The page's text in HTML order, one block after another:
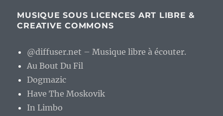
MUSIQUE SOUS LICENCES ART LIBRE &
CREATIVE COMMONS
@diffuser.net – Musique libre à écouter.
Au Bout Du Fil
Dogmazic
Have The Moskovik
In Limbo